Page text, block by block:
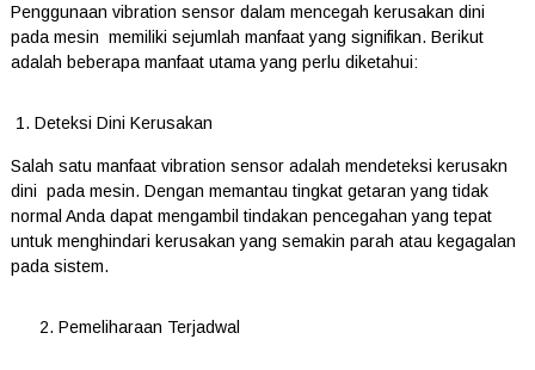
Penggunaan vibration sensor dalam mencegah kerusakan dini
pada mesin memiliki sejumlah manfaat yang signifikan. Berikut
adalah beberapa manfaat utama yang perlu diketahui:
Deteksi Dini Kerusakan
Salah satu manfaat vibration sensor adalah mendeteksi kerusakn
dini pada mesin. Dengan memantau tingkat getaran yang tidak
normal Anda dapat mengambil tindakan pencegahan yang tepat
untuk menghindari kerusakan yang semakin parah atau kegagalan
pada sistem.
2. Pemeliharaan Terjadwal